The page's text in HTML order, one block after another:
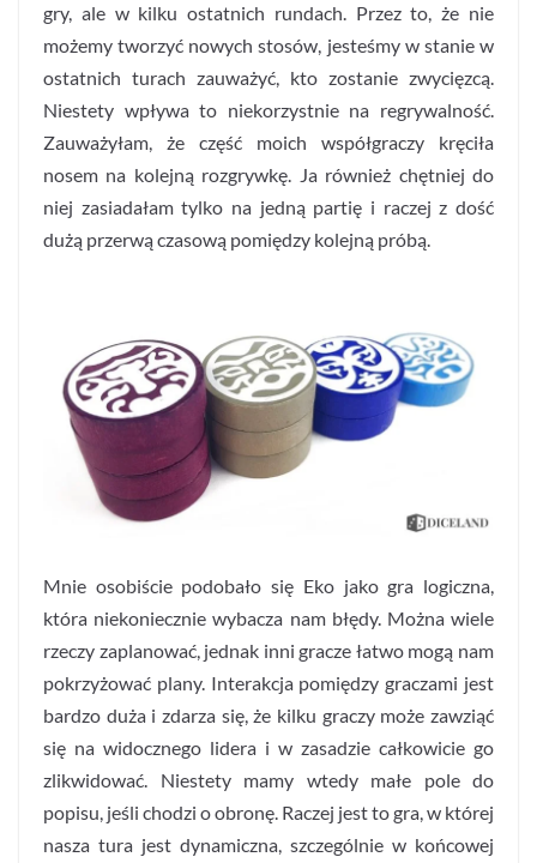
gry, ale w kilku ostatnich rundach. Przez to, że nie
możemy tworzyć nowych stosów, jesteśmy w stanie w
ostatnich turach zauważyć, kto zostanie zwycięzcą.
Niestety wpływa to niekorzystnie na regrywalność.
Zauważyłam, że część moich współgraczy kręciła
nosem na kolejną rozgrywkę. Ja również chętniej do
niej zasiadałam tylko na jedną partię i raczej z dość
dużą przerwą czasową pomiędzy kolejną próbą.
Mnie osobiście podobało się Eko jako gra logiczna,
która niekoniecznie wybacza nam błędy. Można wiele
rzeczy zaplanować, jednak inni gracze łatwo mogą nam
pokrzyżować plany. Interakcja pomiędzy graczami jest
bardzo duża i zdarza się, że kilku graczy może zawziąć
się na widocznego lidera i w zasadzie całkowicie go
zlikwidować. Niestety mamy wtedy małe pole do
popisu, jeśli chodzi o obronę. Raczej jest to gra, w której
nasza tura jest dynamiczna, szczególnie w końcowej